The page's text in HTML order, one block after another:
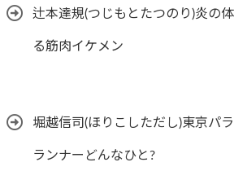
辻本達規(つじもとたつのり)炎の
る筋肉イケメン
堀越信司(ほりこしただし)東京パ
ランナーどんなひと?